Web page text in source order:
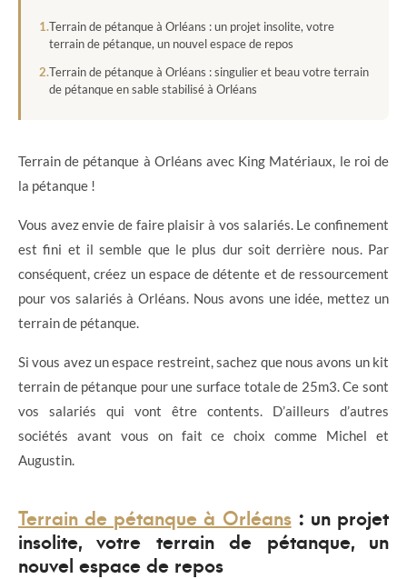
Terrain de pétanque à Orléans : un projet insolite, votre
terrain de pétanque, un nouvel espace de repos
Terrain de pétanque à Orléans : singulier et beau votre terrain
de pétanque en sable stabilisé à Orléans
Terrain de pétanque à Orléans avec King Matériaux, le roi de
la pétanque !
Vous avez envie de faire plaisir à vos salariés. Le confinement
est fini et il semble que le plus dur soit derrière nous. Par
conséquent, créez un espace de détente et de ressourcement
pour vos salariés à Orléans. Nous avons une idée, mettez un
terrain de pétanque.
Si vous avez un espace restreint, sachez que nous avons un kit
terrain de pétanque pour une surface totale de 25m3. Ce sont
vos salariés qui vont être contents. D’ailleurs d’autres
sociétés avant vous on fait ce choix comme Michel et
Augustin.
Terrain de pétanque à Orléans: un projet
insolite, votre terrain de pétanque, un
nouvel espace de repos